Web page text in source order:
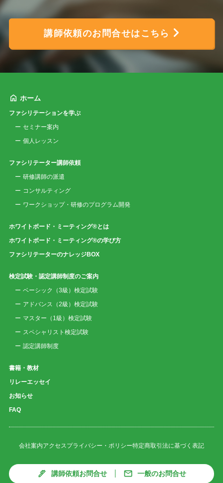
講師依頼のお問合せはこちら
ホーム
ファシリテーションを学ぶ
セミナー案内
個人レッスン
ファシリテーター講師依頼
研修講師の派遣
コンサルティング
ワークショップ・研修のプログラム開発
ホワイトボード・ミーティング®とは
ホワイトボード・ミーティング®の学び方
ファシリテーターのナレッジBOX
検定試験・認定講師制度のご案内
ベーシック（3級）検定試験
アドバンス（2級）検定試験
マスター（1級）検定試験
スペシャリスト検定試験
認定講師制度
書籍・教材
リレーエッセイ
お知らせ
FAQ
会社案内アクセスプライバシー・ポリシー特定商取引法に基づく表記
講師依頼お問合せ 一般のお問合せ